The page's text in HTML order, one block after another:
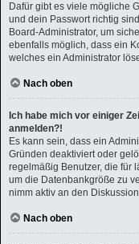
Dafür gibt es viele mögliche
und dein Passwort richtig
Board-Administrator, um
ebenfalls möglich, dass ein
welches ein Administrator
Nach oben
Ich habe mich vor einiger
anmelden?!
Es kann sein, dass ein
Gründen deaktiviert oder
regelmäßig Benutzer, die für
um die Datenbankgröße zu
nimm aktiv an den
Nach oben